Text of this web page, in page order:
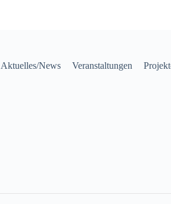
Aktuelles/News Veranstaltungen